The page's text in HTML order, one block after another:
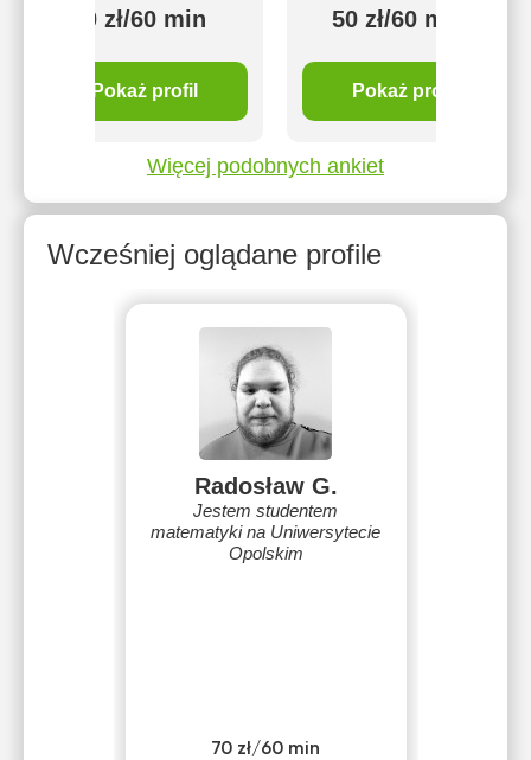
50 zł/60 min
Pokaż profil
50 zł/60 min
Pokaż profil
Więcej podobnych ankiet
Wcześniej oglądane profile
Radosław G.
Jestem studentem
matematyki na Uniwersytecie
Opolskim
70 zł/60 min